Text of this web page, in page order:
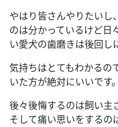
やはり皆さんやりたいし
のは分かっているけど日
い愛犬の歯磨きは後回し
気持ちはとてもわかるの
いた方が絶対にいいです。
後々後悔するのは飼い主
そして痛い思いをするの